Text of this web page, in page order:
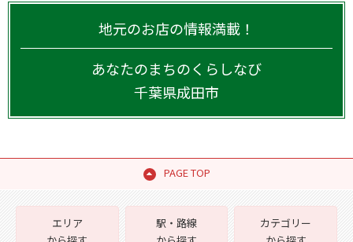
地元のお店の情報満載！
あなたのまちのくらしなび
千葉県成田市
PAGE TOP
エリア
駅・路線
カテゴリー